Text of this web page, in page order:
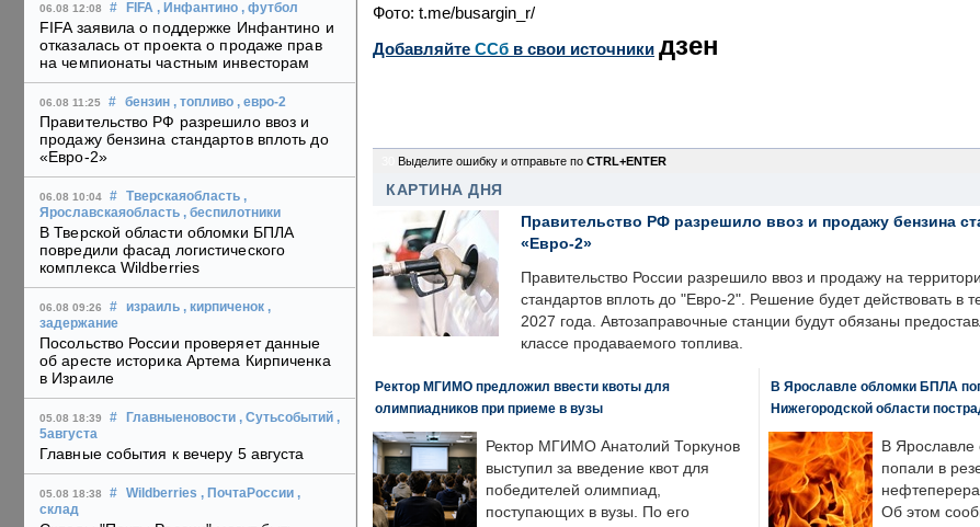
06.08 12:08 # FIFA , Инфантино , футбол
FIFA заявила о поддержке Инфантино и
отказалась от проекта о продаже прав
на чемпионаты частным инвесторам
06.08 11:25 # бензин , топливо , евро-2
Правительство РФ разрешило ввоз и
продажу бензина стандартов вплоть до
«Евро-2»
06.08 10:04 # Тверскаяобласть ,
Ярославскаяобласть , беспилотники
В Тверской области обломки БПЛА
повредили фасад логистического
комплекса Wildberries
06.08 09:26 # израиль , кирпиченок ,
задержание
Посольство России проверяет данные
об аресте историка Артема Кирпиченка
в Израиле
05.08 18:39 # Главныеновости , Сутьсобытий ,
5августа
Главные события к вечеру 5 августа
05.08 18:38 # Wildberries , ПочтаРоссии ,
склад
Фото: t.me/busargin_r/
Добавляйте CСб в свои источники дзен
Выделите ошибку и отправьте по CTRL+ENTER
КАРТИНА ДНЯ
Правительство РФ разрешило ввоз и продажу бензина
«Евро-2»
Правительство России разрешило ввоз и продажу на
стандартов вплоть до "Евро-2". Решение будет действовать в
2027 года. Автозаправочные станции будут обязаны
классе продаваемого топлива.
Ректор МГИМО предложил ввести квоты для
олимпиадников при приеме в вузы
Ректор МГИМО Анатолий Торкунов
выступил за введение квот для
победителей олимпиад,
поступающих в вузы. По его
В Ярославле обломки БПЛА
Нижегородской области
В Ярославле
попали в
Об этом